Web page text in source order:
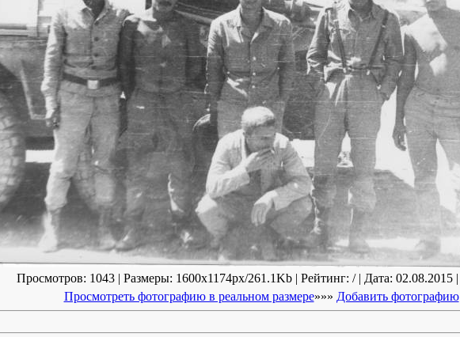
Просмотров: 1043 | Размеры: 1600x1174px/261.1Kb | Рейтинг: / | Дата: 02.08.2015 |
Просмотреть фотографию в реальном размере»»» Добавить фотографию